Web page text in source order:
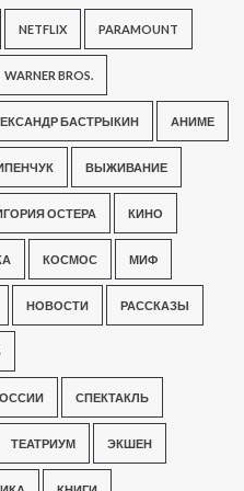
NETFLIX PARAMOUNT
WARNER BROS.
БАСТРЫКИН АНИМЕ
ВЫЖИВАНИЕ
ОСТЕРА КИНО
КОСМОС МИФ
НОВОСТИ РАССКАЗЫ
СПЕКТАКЛЬ
ТЕАТРИУМ ЭКШЕН